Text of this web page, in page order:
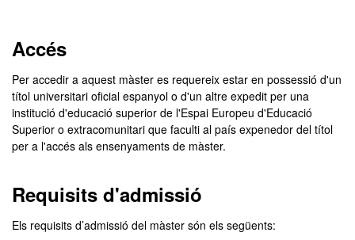
Accés
Per accedir a aquest màster es requereix estar en possessió d'un
títol universitari oficial espanyol o d'un altre expedit per una
institució d'educació superior de l'Espai Europeu d'Educació
Superior o extracomunitari que faculti al país expenedor del títol
per a l'accés als ensenyaments de màster.
Requisits d'admissió
Els requisits d’admissió del màster són els següents: